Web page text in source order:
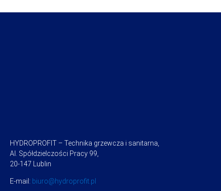
HYDROPROFIT – Technika grzewcza i sanitarna,
Al. Spółdzielczości Pracy 99,
20-147 Lublin
E-mail: biuro@hydroprofit.pl